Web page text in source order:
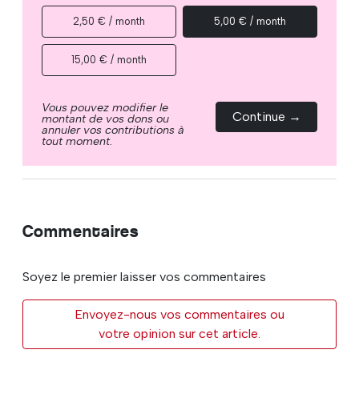
2,50 € / month 5,00 € / month
15,00 € / month
Vous pouvez modifier le
montant de vos dons ou
annuler vos contributions à
tout moment.
Continue →
Commentaires
Soyez le premier laisser vos commentaires
Envoyez-nous vos commentaires ou
votre opinion sur cet article.